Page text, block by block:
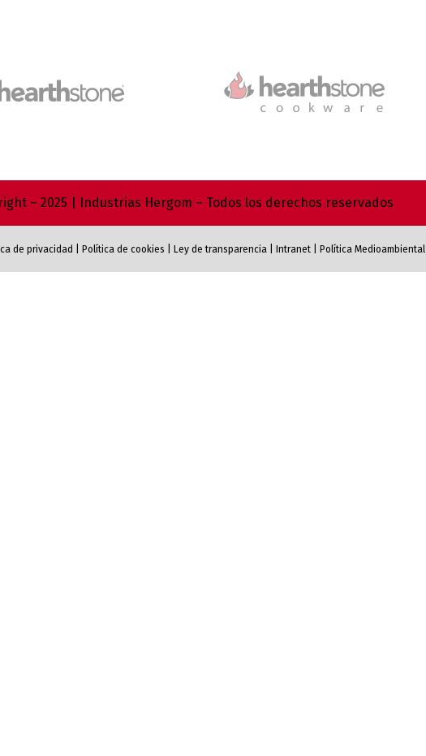
– 2025 | Industrias Hergom – Todos los derechos reservados
de privacidad Política de cookies Ley de transparencia Intranet Política Medioambiental